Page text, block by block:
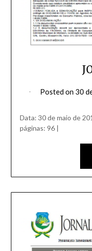
Posted on 30
Data: 30 de maio de
páginas: 96 |